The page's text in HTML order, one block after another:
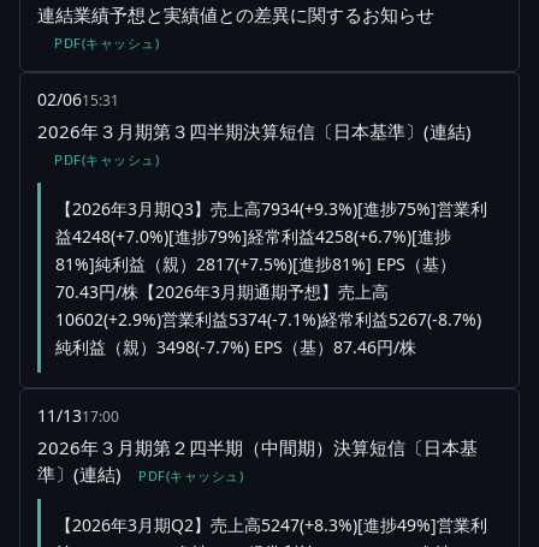
連結業績予想と実績値との差異に関するお知らせ
PDF(キャッシュ)
02/0615:31
2026年３月期第３四半期決算短信〔日本基準〕(連結)
PDF(キャッシュ)
【2026年3月期Q3】売上高7934(+9.3%)[進捗75%]営業利
益4248(+7.0%)[進捗79%]経常利益4258(+6.7%)[進捗
81%]純利益（親）2817(+7.5%)[進捗81%] EPS（基）
70.43円/株【2026年3月期通期予想】売上高
10602(+2.9%)営業利益5374(-7.1%)経常利益5267(-8.7%)
純利益（親）3498(-7.7%) EPS（基）87.46円/株
11/1317:00
2026年３月期第２四半期（中間期）決算短信〔日本基
準〕(連結)
PDF(キャッシュ)
【2026年3月期Q2】売上高5247(+8.3%)[進捗49%]営業利